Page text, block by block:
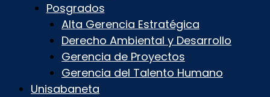
Posgrados
Alta Gerencia Estratégica
Derecho Ambiental y Desarrollo
Gerencia de Proyectos
Gerencia del Talento Humano
Unisabaneta